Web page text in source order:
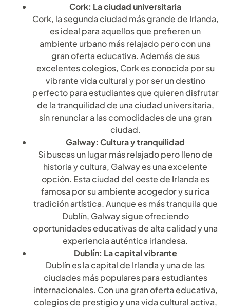
Cork: La ciudad universitaria
Cork, la segunda ciudad más grande de Irlanda,
es ideal para aquellos que prefieren un
ambiente urbano más relajado pero con una
gran oferta educativa. Además de sus
excelentes colegios, Cork es conocida por su
vibrante vida cultural y por ser un destino
perfecto para estudiantes que quieren disfrutar
de la tranquilidad de una ciudad universitaria,
sin renunciar a las comodidades de una gran
ciudad.
Galway: Cultura y tranquilidad
Si buscas un lugar más relajado pero lleno de
historia y cultura, Galway es una excelente
opción. Esta ciudad del oeste de Irlanda es
famosa por su ambiente acogedor y su rica
tradición artística. Aunque es más tranquila que
Dublín, Galway sigue ofreciendo
oportunidades educativas de alta calidad y una
experiencia auténtica irlandesa.
Dublín: La capital vibrante
Dublín es la capital de Irlanda y una de las
ciudades más populares para estudiantes
internacionales. Con una gran oferta educativa,
colegios de prestigio y una vida cultural activa,